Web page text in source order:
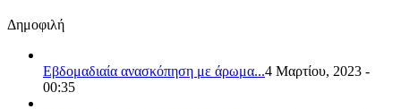
Δημοφιλή
Εβδομαδιαία ανασκόπηση με άρωμα...4 Μαρτίου, 2023 -
00:35